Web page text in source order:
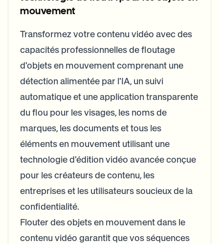
Face Swap - Video
Video intelligence
Bulk Video Blur
Process many videos in one run
Bulk face blur
Enterprise zones, policies, and review
API & SDK
Automate uploads, jobs, and webhooks
Contact form
Video intelligence
mouvement
Transformez votre contenu vidéo avec des
capacités professionnelles de floutage
d'objets en mouvement comprenant une
détection alimentée par l'IA, un suivi
automatique et une application transparente
du flou pour les visages, les noms de
marques, les documents et tous les
éléments en mouvement utilisant une
technologie d'édition vidéo avancée conçue
pour les créateurs de contenu, les
entreprises et les utilisateurs soucieux de la
confidentialité.
Flouter des objets en mouvement dans le
contenu vidéo garantit que vos séquences